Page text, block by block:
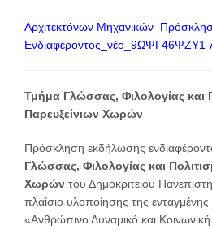
Αρχιτεκτόνων
Ενδιαφέροντος_νέο_9ΩΨΓ46ΨΖΥ1-
Τμήμα Γλώσσας, Φιλολογίας και
Παρευξείνιων Χωρών
Πρόσκληση εκδήλωσης
Γλώσσας, Φιλολογίας και
Χωρών του Δημοκριτείου
πλαίσιο υλοποίησης της
«Ανθρώπινο Δυναμικό και